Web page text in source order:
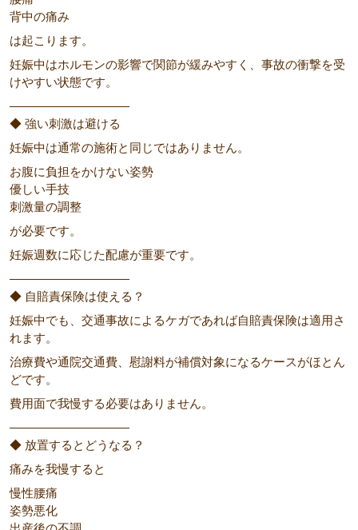
背中の痛み
は起こります。
妊娠中はホルモンの影響で関節が緩みやすく、事故の衝撃を受
けやすい状態です。
――――――――――
◆ 強い刺激は避ける
妊娠中は通常の施術と同じではありません。
お腹に負担をかけない姿勢
優しい手技
刺激量の調整
が必要です。
妊娠週数に応じた配慮が重要です。
――――――――――
◆ 自賠責保険は使える？
妊娠中でも、交通事故によるケガであれば自賠責保険は適用さ
れます。
治療費や通院交通費、慰謝料が補償対象になるケースがほとん
どです。
費用面で我慢する必要はありません。
――――――――――
◆ 放置するとどうなる？
痛みを我慢すると
慢性腰痛
姿勢悪化